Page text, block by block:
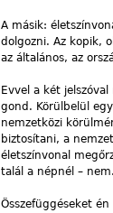
A másik:
dolgozni. Az kopik,
az általános, az
Evvel a két
gond. Körülbelül
nemzetközi
biztosítani, a
életszínvonal
talál a népnél –
Összefüggéseket